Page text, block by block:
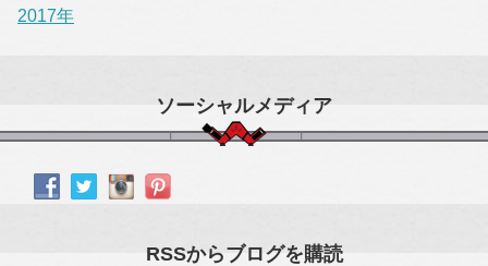
2017年
ソーシャルメディア
RSSからブログを購読